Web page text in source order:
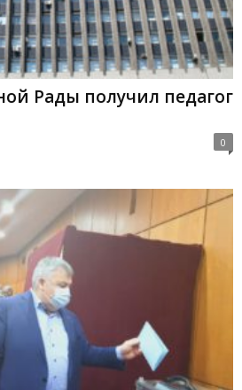
Рады получил педагог
0